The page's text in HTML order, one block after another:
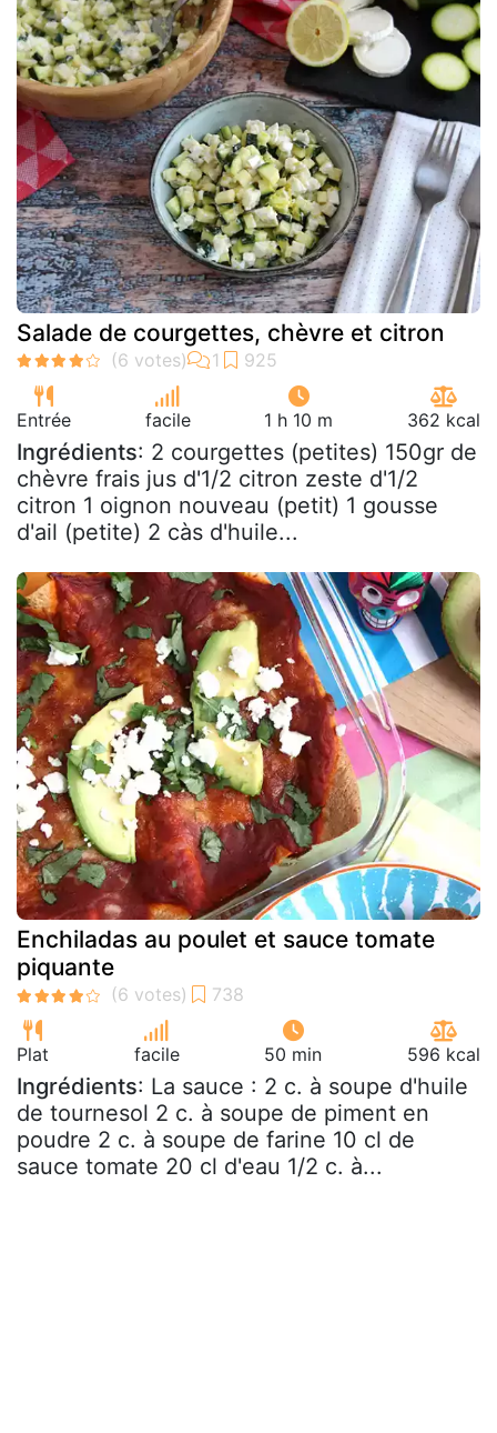
Salade de courgettes, chèvre et citron
Entrée facile 1 h 10 m 362 kcal
Ingrédients: 2 courgettes (petites) 150gr de
chèvre frais jus d'1/2 citron zeste d'1/2
citron 1 oignon nouveau (petit) 1 gousse
d'ail (petite) 2 càs d'huile...
Enchiladas au poulet et sauce tomate
piquante
Plat facile 50 min 596 kcal
Ingrédients: La sauce : 2 c. à soupe d'huile
de tournesol 2 c. à soupe de piment en
poudre 2 c. à soupe de farine 10 cl de
sauce tomate 20 cl d'eau 1/2 c. à...